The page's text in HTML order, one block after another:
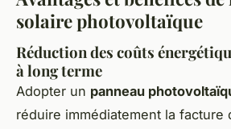
solaire photovoltaïque
Réduction des coûts
à long terme
Adopter un panneau
réduire immédiatement la facture